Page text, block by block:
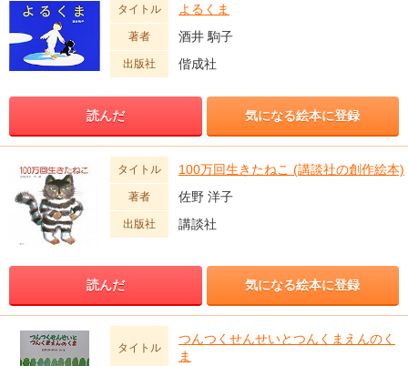
タイトル よるくま
著者 酒井 駒子
出版社 偕成社
読んだ 気になる絵本に登録
タイトル 100万回生きたねこ (講談社の創作絵本)
著者 佐野 洋子
出版社 講談社
読んだ 気になる絵本に登録
タイトル
つんつくせんせいとつんくまえんのく
ま